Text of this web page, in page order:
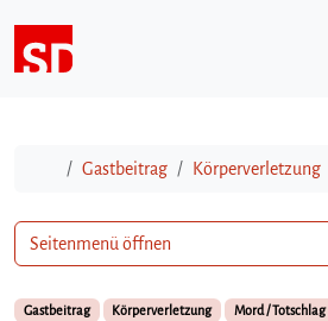
StartGastbeitrag Körperverletzung
Gastbeitrag Körperverletzung Mord / Totschlag
Seitenmenü öffnen